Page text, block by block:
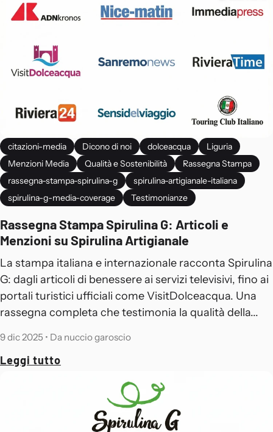
citazioni-media Dicono di noi dolceacqua
Liguria
Menzioni Media
Qualità e Sostenibilità
Rassegna Stampa
rassegna-stampa-spirulina-g
spirulina-artigianale-italiana
spirulina-g-media-coverage
Testimonianze
Rassegna Stampa Spirulina G: Articoli e
Menzioni su Spirulina Artigianale
La stampa italiana e internazionale racconta Spirulina
G: dagli articoli di benessere ai servizi televisivi, fino ai
portali turistici ufficiali come VisitDolceacqua. Una
rassegna completa che testimonia la qualità della...
9 dic 2025 • Da nuccio garoscio
Leggi tutto